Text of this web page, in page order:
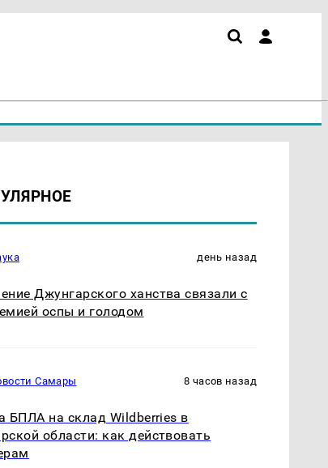
день назад
Джунгарского ханства связали с
оспы и голодом
Самары 8 часов назад
БПЛА на склад Wildberries в
области: как действовать